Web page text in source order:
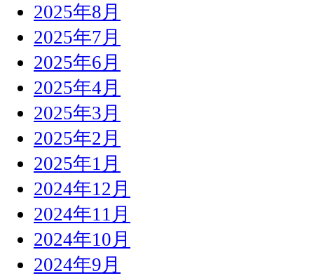
2025年8月
2025年7月
2025年6月
2025年4月
2025年3月
2025年2月
2025年1月
2024年12月
2024年11月
2024年10月
2024年9月